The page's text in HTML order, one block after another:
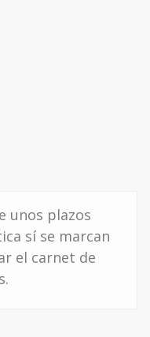
unos plazos
sí se marcan
el carnet de